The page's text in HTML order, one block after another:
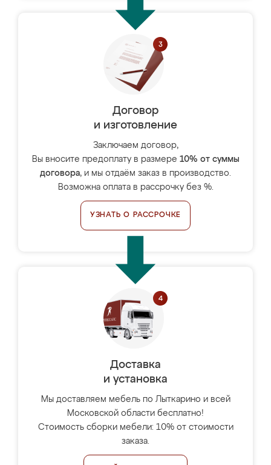
Договор
и изготовление
Заключаем договор,
Вы вносите предоплату в размере 10% от суммы
договора, и мы отдаём заказ в производство.
Возможна оплата в рассрочку без %.
УЗНАТЬ О РАССРОЧКЕ
Доставка
и установка
Мы доставляем мебель по Лыткарино и всей
Московской области бесплатно!
Стоимость сборки мебели: 10% от стоимости
заказа.